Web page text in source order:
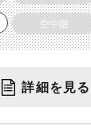
空中階
詳細を見る